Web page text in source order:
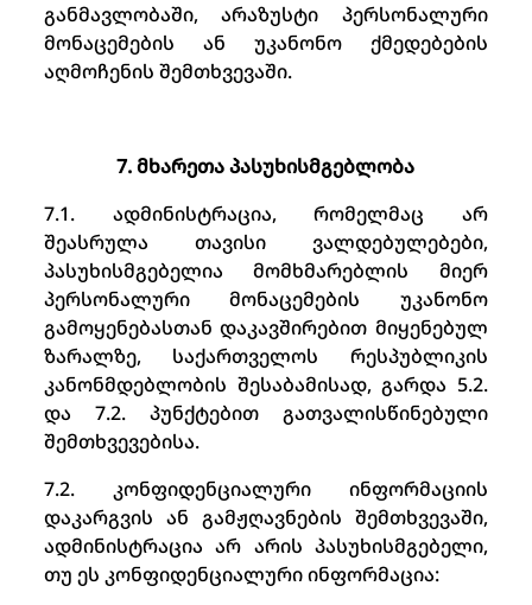
განმავლობაში, არაზუსტი პერსონალური
მონაცემების ან უკანონო ქმედებების
აღმოჩენის შემთხვევაში.
7. მხარეთა პასუხისმგებლობა
7.1. ადმინისტრაცია, რომელმაც არ
შეასრულა თავისი ვალდებულებები,
პასუხისმგებელია მომხმარებლის მიერ
პერსონალური მონაცემების უკანონო
გამოყენებასთან დაკავშირებით მიყენებულ
ზარალზე, საქართველოს რესპუბლიკის
კანონმდებლობის შესაბამისად, გარდა 5.2.
და 7.2. პუნქტებით გათვალისწინებული
შემთხვევებისა.
7.2. კონფიდენციალური ინფორმაციის
დაკარგვის ან გამჟღავნების შემთხვევაში,
ადმინისტრაცია არ არის პასუხისმგებელი,
თუ ეს კონფიდენციალური ინფორმაცია: